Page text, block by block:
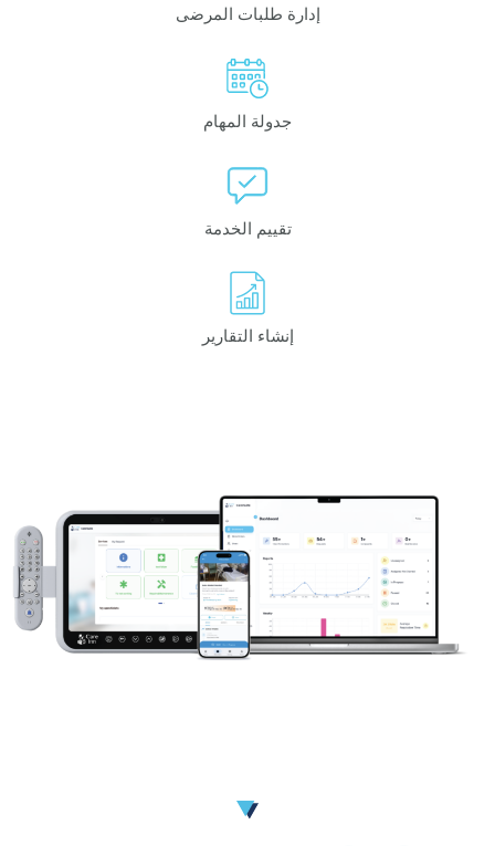
إدارة طلبات المرضى
جدولة المهام
تقييم الخدمة
إنشاء التقارير